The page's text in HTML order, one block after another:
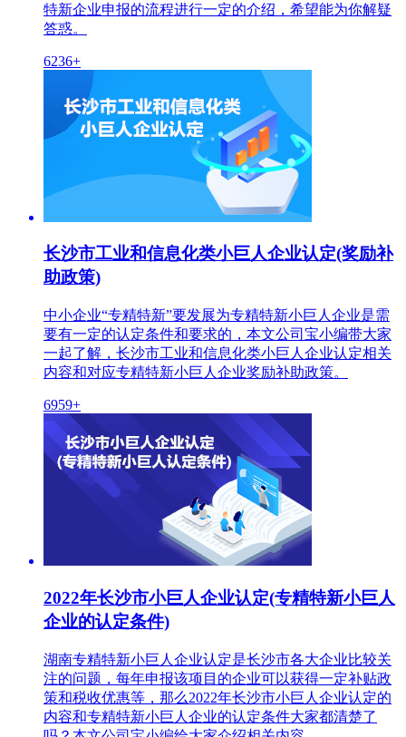
特新企业申报的流程进行一定的介绍，希望能为你解疑
答惑。
6236+
长沙市工业和信息化类小巨人企业认定(奖励补
助政策)
中小企业“专精特新”要发展为专精特新小巨人企业是需
要有一定的认定条件和要求的，本文公司宝小编带大家
一起了解，长沙市工业和信息化类小巨人企业认定相关
内容和对应专精特新小巨人企业奖励补助政策。
6959+
2022年长沙市小巨人企业认定(专精特新小巨人
企业的认定条件)
湖南专精特新小巨人企业认定是长沙市各大企业比较关
注的问题，每年申报该项目的企业可以获得一定补贴政
策和税收优惠等，那么2022年长沙市小巨人企业认定的
内容和专精特新小巨人企业的认定条件大家都清楚了